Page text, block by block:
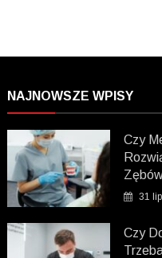
NAJNOWSZE WPISY
Czy
31
Czy